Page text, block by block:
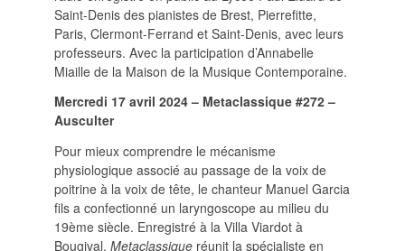
Saint-Denis des pianistes de Brest, Pierrefitte,
Paris, Clermont-Ferrand et Saint-Denis, avec leurs
professeurs. Avec la participation d’Annabelle
Miaille de la Maison de la Musique Contemporaine.
Mercredi 17 avril 2024 – Metaclassique #272 –
Ausculter
Pour mieux comprendre le mécanisme
physiologique associé au passage de la voix de
poitrine à la voix de tête, le chanteur Manuel Garcia
fils a confectionné un laryngoscope au milieu du
19ème siècle. Enregistré à la Villa Viardot à
Bougival, Metaclassique réunit la spécialiste en